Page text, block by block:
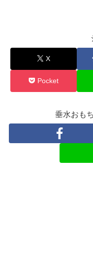
X
Pocket
垂水おも